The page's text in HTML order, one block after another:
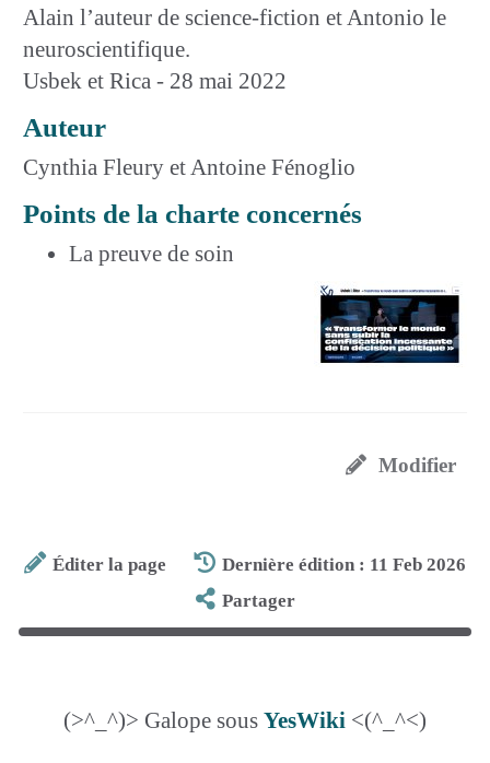
Alain l’auteur de science-fiction et Antonio le
neuroscientifique.
Usbek et Rica - 28 mai 2022
Auteur
Cynthia Fleury et Antoine Fénoglio
Points de la charte concernés
La preuve de soin
Modifier
Éditer la page
Dernière édition : 11 Feb 2026
Partager
(>^_^)> Galope sous YesWiki <(^_^<)